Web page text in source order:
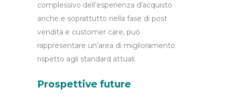
complessivo dell’esperienza d’acquisto
anche e soprattutto nella fase di post
vendita e customer care, può
rappresentare un’area di miglioramento
rispetto agli standard attuali.
Prospettive future